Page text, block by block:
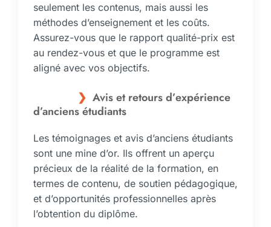
seulement les contenus, mais aussi les
méthodes d’enseignement et les coûts.
Assurez-vous que le rapport qualité-prix est
au rendez-vous et que le programme est
aligné avec vos objectifs.
Avis et retours d’expérience
d’anciens étudiants
Les témoignages et avis d’anciens étudiants
sont une mine d’or. Ils offrent un aperçu
précieux de la réalité de la formation, en
termes de contenu, de soutien pédagogique,
et d’opportunités professionnelles après
l’obtention du diplôme.